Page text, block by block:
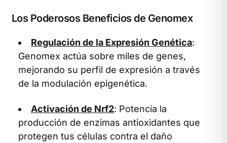
Los Poderosos Beneficios de Genomex
Regulación de la Expresión Genética:
Genomex actúa sobre miles de genes,
mejorando su perfil de expresión a través
de la modulación epigenética.
Activación de Nrf2: Potencia la
producción de enzimas antioxidantes que
protegen tus células contra el daño